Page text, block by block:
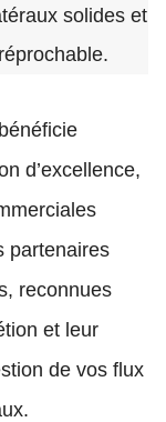
solides et
d’excellence,
partenaires
reconnues
et leur
de vos flux